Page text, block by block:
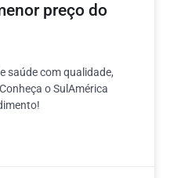
preço do
saúde com qualidade,
o SulAmérica